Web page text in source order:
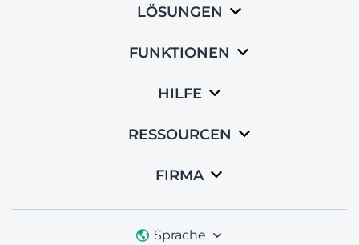
LÖSUNGEN
FUNKTIONEN
HILFE
RESSOURCEN
FIRMA
Sprache